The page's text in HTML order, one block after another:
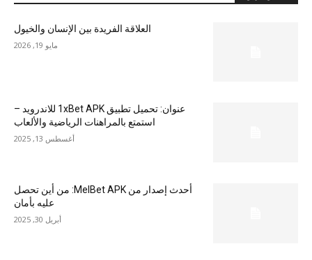
العلاقة الفريدة بين الإنسان والخيول
مايو 19, 2026
عنوان: تحميل تطبيق 1xBet APK للاندرويد –
استمتع بالمراهنات الرياضية والألعاب
أغسطس 13, 2025
أحدث إصدار من MelBet APK: من أين تحصل
عليه بأمان
أبريل 30, 2025